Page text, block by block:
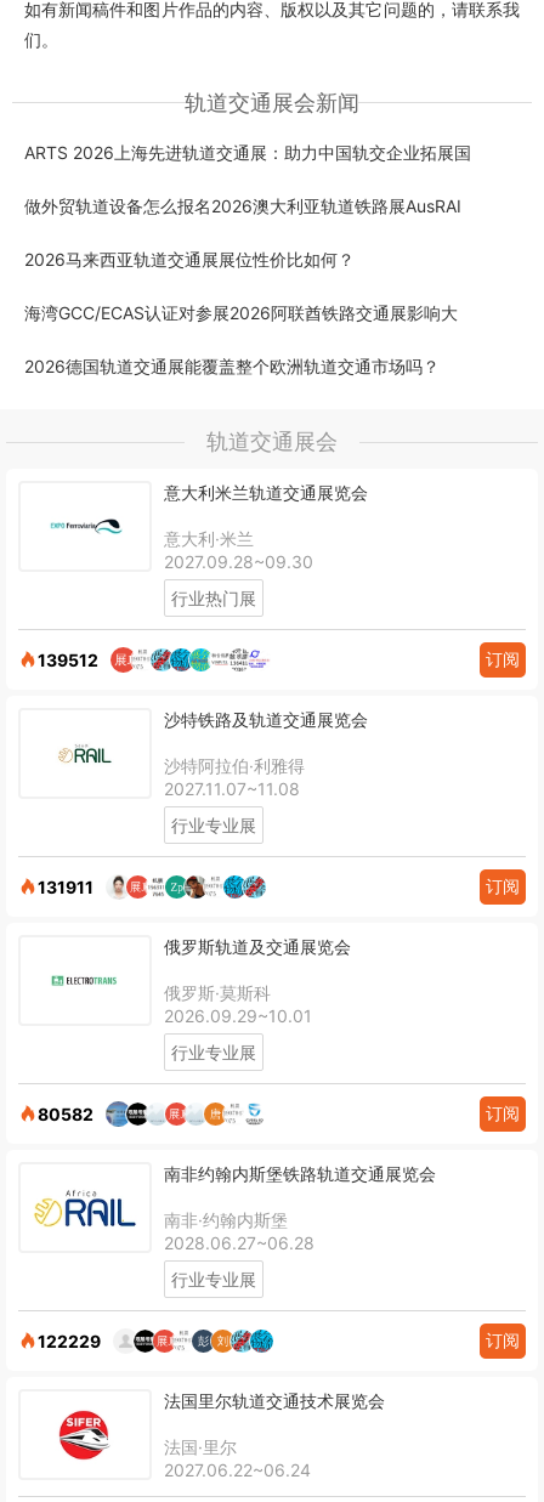
如有新闻稿件和图片作品的内容、版权以及其它问题的，请联系我
们。
轨道交通展会新闻
ARTS 2026上海先进轨道交通展：助力中国轨交企业拓展国
做外贸轨道设备怎么报名2026澳大利亚轨道铁路展AusRAI
2026马来西亚轨道交通展展位性价比如何？
海湾GCC/ECAS认证对参展2026阿联酋铁路交通展影响大
2026德国轨道交通展能覆盖整个欧洲轨道交通市场吗？
轨道交通展会
意大利米兰轨道交通展览会
意大利·米兰
2027.09.28~09.30
行业热门展
139512 订阅
沙特铁路及轨道交通展览会
沙特阿拉伯·利雅得
2027.11.07~11.08
行业专业展
131911 订阅
俄罗斯轨道及交通展览会
俄罗斯·莫斯科
2026.09.29~10.01
行业专业展
80582 订阅
南非约翰内斯堡铁路轨道交通展览会
南非·约翰内斯堡
2028.06.27~06.28
行业专业展
122229 订阅
法国里尔轨道交通技术展览会
法国·里尔
2027.06.22~06.24